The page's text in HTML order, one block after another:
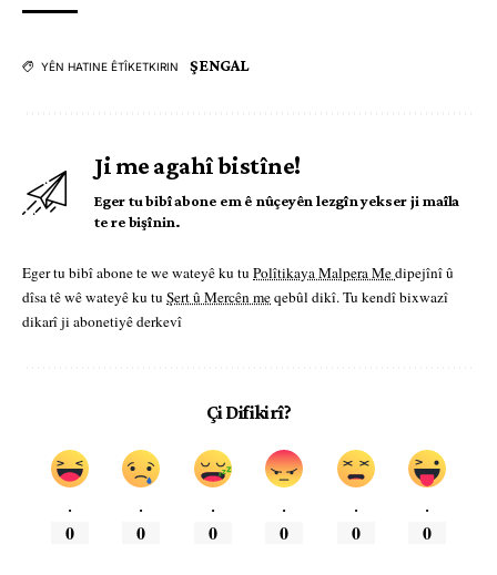
YÊN HATINE ÊTÎKETKIRIN ŞENGAL
Ji me agahî bistîne!
Eger tu bibî abone em ê nûçeyên lezgîn yekser ji maîla
te re bişînin.
Eger tu bibî abone te we wateyê ku tu Polîtikaya Malpera Medipejînî û
dîsa tê wê wateyê ku tu Şert û Mercên meqebûl dikî. Tu kendî bixwazî
dikarî ji abonetiyê derkevî
Çi Difikirî?
.
0
.
0
.
0
.
0
.
0
.
0